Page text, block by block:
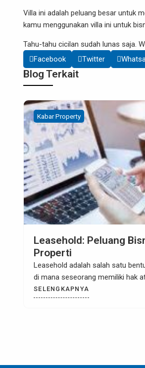
Villa ini adalah peluang besar untuk
kamu menggunakan villa ini untuk
Tahu-tahu cicilan sudah lunas saja.
Facebook
Twitter
Blog Terkait
Kabar Property
Leasehold vs.
Lebih Baik?
Ketika datang ke dunia investasi
pertimbangan utama adalah
SELENGKAPNYA